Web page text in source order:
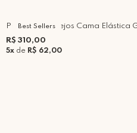
Best Sellers
Painel de Azulejos Cama Elástica
R$ 310,00
5x de R$ 62,00